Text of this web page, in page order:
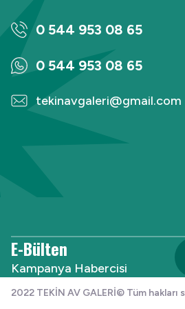
%70
Yeni
Tagon 20W Solar İki
₺299,00
Sepete Ekle
0 544 953 08 65
0 544 953 08 65
tekinavgaleri@gmail.com
E-Bülten
Kampanya Habercisi
2022 TEKİN AV GALERİ© Tüm hakları